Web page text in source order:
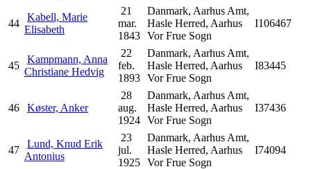
44
Kabell, Marie
Elisabeth
21
mar.
1843
Danmark, Aarhus Amt,
Hasle Herred, Aarhus
Vor Frue Sogn
I106467
45
Kampmann, Anna
Christiane Hedvig
22
feb.
1893
Danmark, Aarhus Amt,
Hasle Herred, Aarhus
Vor Frue Sogn
I83445
46 Køster, Anker
28
aug.
1924
Danmark, Aarhus Amt,
Hasle Herred, Aarhus
Vor Frue Sogn
I37436
47
Lund, Knud Erik
Antonius
23
jul.
1925
Danmark, Aarhus Amt,
Hasle Herred, Aarhus
Vor Frue Sogn
I74094